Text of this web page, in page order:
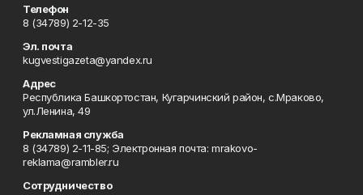
Телефон
8 (34789) 2-12-35
Эл. почта
kugvestigazeta@yandex.ru
Адрес
Республика Башкортостан, Кугарчинский район, с.Мраково,
ул.Ленина, 49
Рекламная служба
8 (34789) 2-11-85; Электронная почта: mrakovo-
reklama@rambler.ru
Сотрудничество